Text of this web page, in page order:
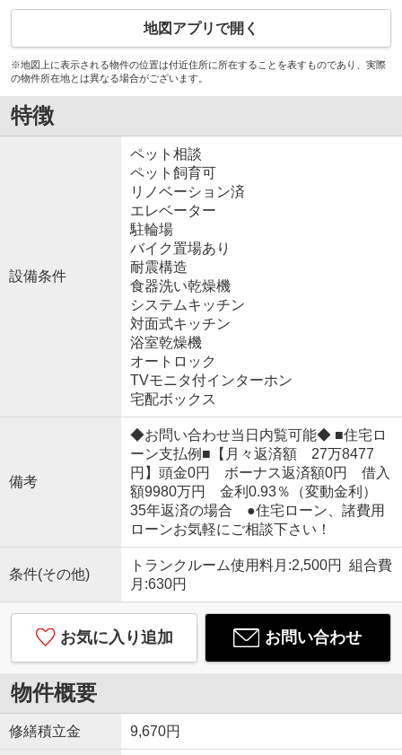
地図アプリで開く
※地図上に表示される物件の位置は付近住所に所在することを表すものであり、実際
の物件所在地とは異なる場合がございます。
特徴
設備条件
ペット相談
ペット飼育可
リノベーション済
エレベーター
駐輪場
バイク置場あり
耐震構造
食器洗い乾燥機
システムキッチン
対面式キッチン
浴室乾燥機
オートロック
TVモニタ付インターホン
宅配ボックス
備考
◆お問い合わせ当日内覧可能◆ ■住宅ロ
ーン支払例■【月々返済額 27万8477
円】頭金0円 ボーナス返済額0円 借入
額9980万円 金利0.93％（変動金利）
35年返済の場合 ●住宅ローン、諸費用
ローンお気軽にご相談下さい！
条件(その他)
トランクルーム使用料月:2,500円 組合費
月:630円
お気に入り追加 お問い合わせ
物件概要
修繕積立金 9,670円